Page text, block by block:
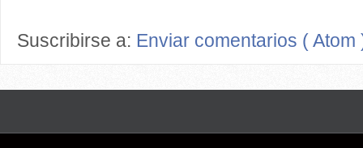
Suscribirse a: Enviar comentarios ( Atom